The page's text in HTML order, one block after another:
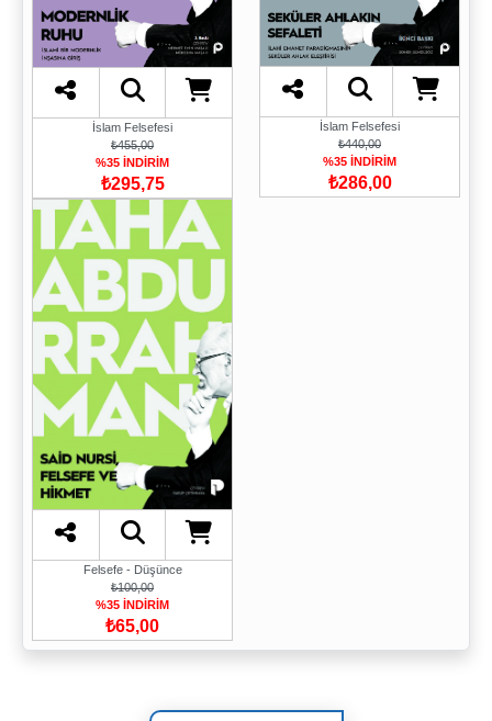
İslam Felsefesi
₺455,00
%35 İNDİRİM
₺295,75
İslam Felsefesi
₺440,00
%35 İNDİRİM
₺286,00
Felsefe - Düşünce
₺100,00
%35 İNDİRİM
₺65,00